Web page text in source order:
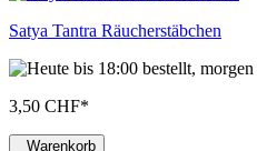
Satya Tantra Räucherstäbchen
3,50 CHF*
Warenkorb